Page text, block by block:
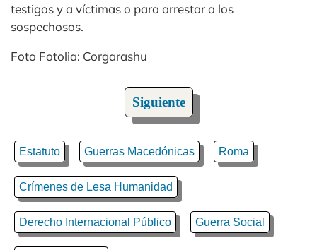
testigos y a víctimas o para arrestar a los
sospechosos.
Foto Fotolia: Corgarashu
Siguiente
Estatuto Guerras Macedónicas Roma
Crímenes de Lesa Humanidad
Derecho Internacional Público Guerra Social